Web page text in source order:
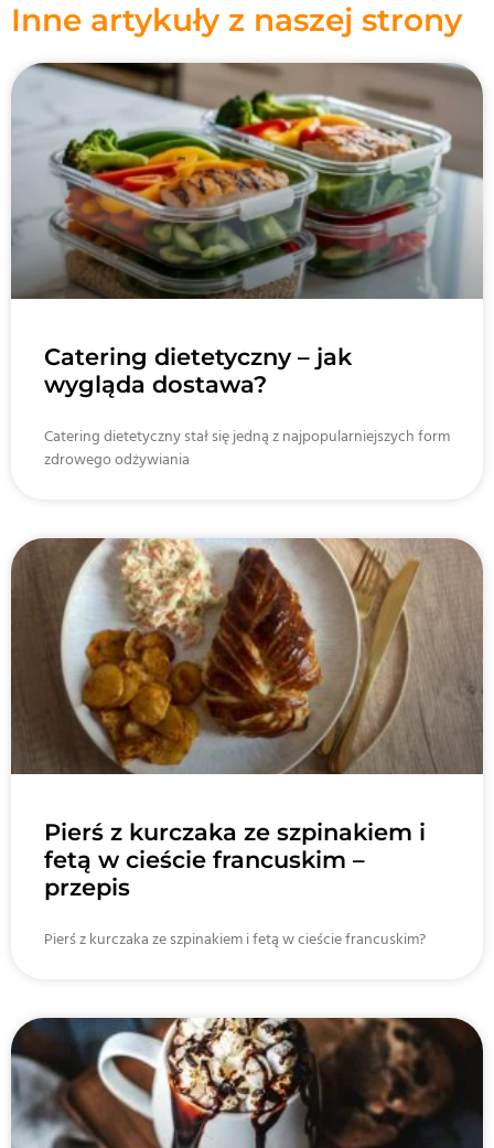
Inne artykuły z naszej strony
Catering dietetyczny – jak
wygląda dostawa?
Catering dietetyczny stał się jedną z najpopularniejszych form
zdrowego odżywiania
Pierś z kurczaka ze szpinakiem i
fetą w cieście francuskim –
przepis
Pierś z kurczaka ze szpinakiem i fetą w cieście francuskim?